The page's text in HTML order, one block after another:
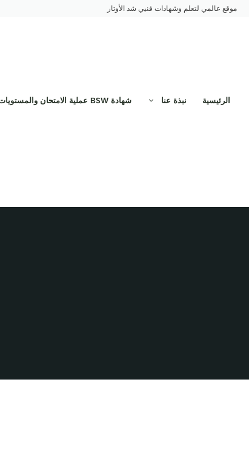
انتقلموقع عالمي لتعلم وشهادات فنيي شد الأوتار
الرئيسية نبذة عنا شهادة BSW عملية الامتحان والمستويات